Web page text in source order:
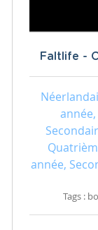
Faltlife -
année,
Tags :